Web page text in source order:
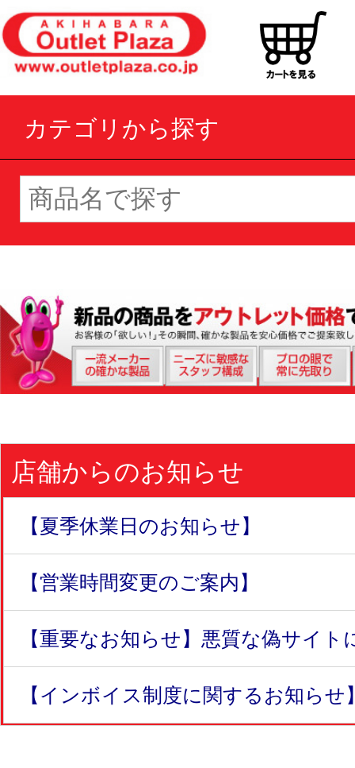
カテゴリから探す
店舗からのお知らせ
【夏季休業日のお知らせ】
【営業時間変更のご案内】
【重要なお知らせ】悪質な偽サイト
【インボイス制度に関するお知らせ